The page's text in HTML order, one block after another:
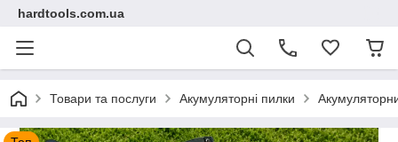
hardtools.com.ua
Товари та послуги Акумуляторні пилки